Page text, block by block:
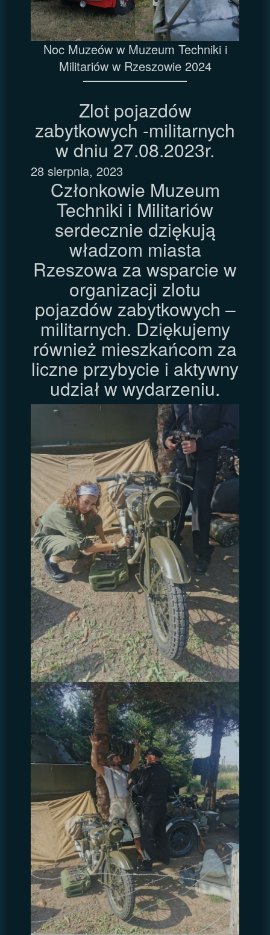
Noc Muzeów w Muzeum Techniki i
Militariów w Rzeszowie 2024
Zlot pojazdów
zabytkowych -militarnych
w dniu 27.08.2023r.
28 sierpnia, 2023
Członkowie Muzeum
Techniki i Militariów
serdecznie dziękują
władzom miasta
Rzeszowa za wsparcie w
organizacji zlotu
pojazdów zabytkowych –
militarnych. Dziękujemy
również mieszkańcom za
liczne przybycie i aktywny
udział w wydarzeniu.